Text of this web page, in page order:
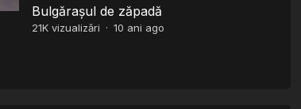
Bulgărașul de zăpadă
21K vizualizări · 10 ani ago